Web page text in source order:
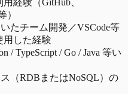
）
たチーム開発／VSCode等
用した経験
/ TypeScript / Go / Java 等い
（RDBまたはNoSQL）の